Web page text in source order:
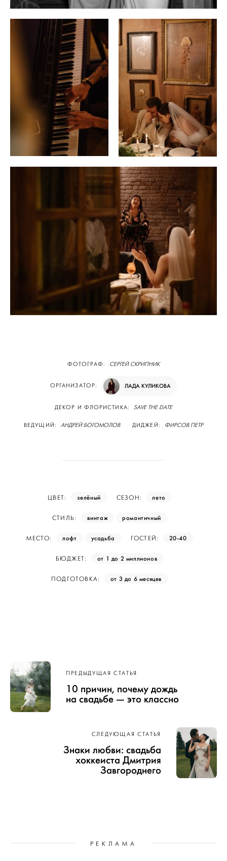
ФОТОГРАФ: СЕРГЕЙ СКРИПНИК
ОРГАНИЗАТОР: ЛАДА КУЛИКОВА
ДЕКОР И ФЛОРИСТИКА: SAVE THE DATE
ВЕДУЩИЙ: АНДРЕЙ БОГОМОЛОВ ДИДЖЕЙ: ФИРСОВ ПЕТР
ЦВЕТ: зелёный СЕЗОН: лето
СТИЛЬ: винтаж романтичный
МЕСТО: лофт усадьба ГОСТЕЙ: 20-40
БЮДЖЕТ: от 1 до 2 миллионов
ПОДГОТОВКА: от 3 до 6 месяцев
Навигация
по записям
ПРЕДЫДУЩАЯ СТАТЬЯ
10 причин, почему дождь
на свадьбе — это классно
СЛЕДУЮЩАЯ СТАТЬЯ
Знаки любви: свадьба
хоккеиста Дмитрия
Завгороднего
РЕКЛАМА